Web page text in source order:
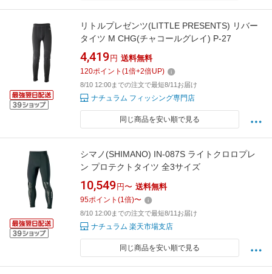
リトルプレゼンツ(LITTLE PRESENTS) リバー
タイツ M CHG(チャコールグレイ) P-27
4,419 円 送料無料
120ポイント (1倍+2倍UP)
8/10 12:00までの注文で最短8/11お届け
ナチュラム フィッシング専門店
同じ商品を安い順で見る
シマノ(SHIMANO) IN-087S ライトクロロプレ
ン プロテクトタイツ 全3サイズ
10,549 円〜 送料無料
95ポイント (1倍)〜
8/10 12:00までの注文で最短8/11お届け
ナチュラム 楽天市場支店
同じ商品を安い順で見る